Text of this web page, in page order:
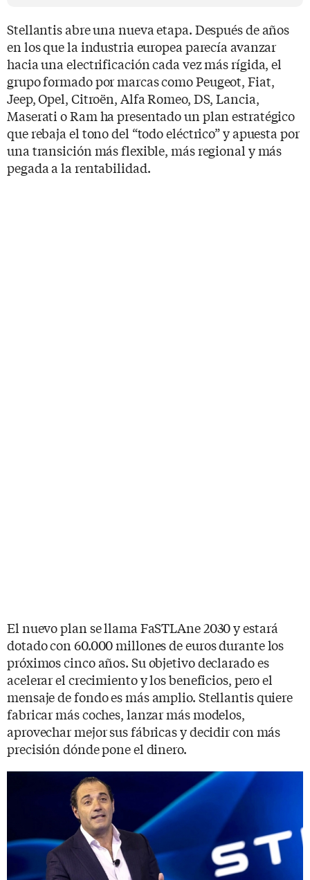
Stellantis abre una nueva etapa. Después de años
en los que la industria europea parecía avanzar
hacia una electrificación cada vez más rígida, el
grupo formado por marcas como Peugeot, Fiat,
Jeep, Opel, Citroën, Alfa Romeo, DS, Lancia,
Maserati o Ram ha presentado un plan estratégico
que rebaja el tono del “todo eléctrico” y apuesta por
una transición más flexible, más regional y más
pegada a la rentabilidad.
El nuevo plan se llama FaSTLAne 2030 y estará
dotado con 60.000 millones de euros durante los
próximos cinco años. Su objetivo declarado es
acelerar el crecimiento y los beneficios, pero el
mensaje de fondo es más amplio. Stellantis quiere
fabricar más coches, lanzar más modelos,
aprovechar mejor sus fábricas y decidir con más
precisión dónde pone el dinero.